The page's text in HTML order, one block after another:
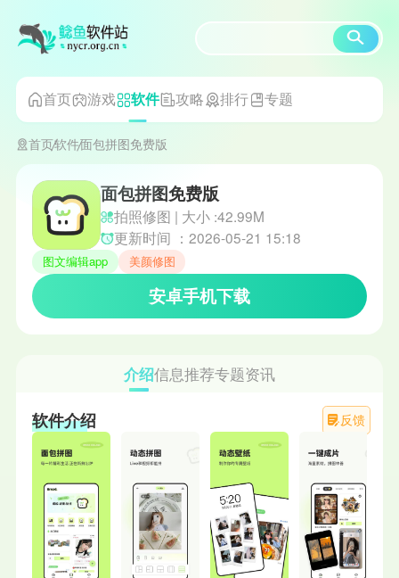
首页 游戏 软件 攻略 排行 专题
首页软件面包拼图免费版
面包拼图免费版
拍照修图 | 大小 :42.99M
更新时间 ：2026-05-21 15:18
图文编辑app 美颜修图
安卓手机下载
介绍信息推荐专题资讯
反馈
软件介绍